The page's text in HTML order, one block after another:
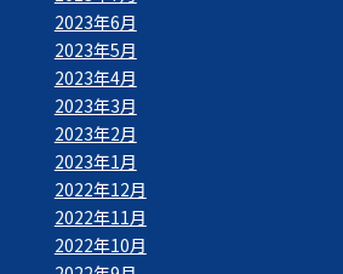
2023年6月
2023年5月
2023年4月
2023年3月
2023年2月
2023年1月
2022年12月
2022年11月
2022年10月